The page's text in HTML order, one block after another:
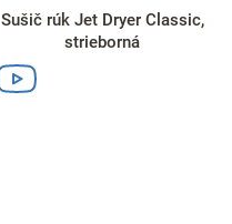
Sušič rúk Jet Dryer Classic,
strieborná